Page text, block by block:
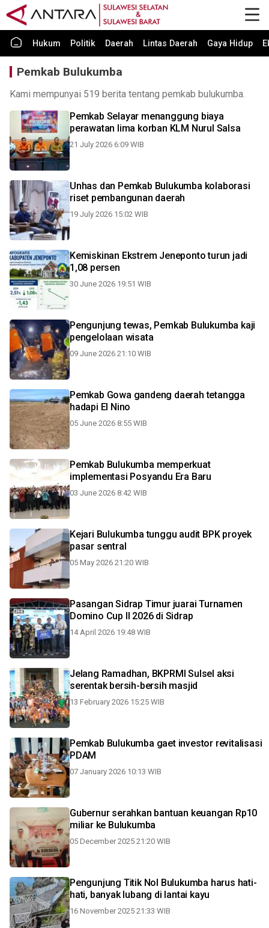
Hukum Politik Daerah Lintas Daerah Gaya Hidup
Pemkab Bulukumba
Kami mempunyai 519 berita tentang pemkab bulukumba.
Pemkab Selayar menanggung biaya
perawatan lima korban KLM Nurul Salsa
21 July 2026 6:09 WIB
Unhas dan Pemkab Bulukumba kolaborasi
riset pembangunan daerah
19 July 2026 15:02 WIB
Kemiskinan Ekstrem Jeneponto turun jadi
1,08 persen
30 June 2026 19:51 WIB
Pengunjung tewas, Pemkab Bulukumba kaji
pengelolaan wisata
09 June 2026 21:10 WIB
Pemkab Gowa gandeng daerah tetangga
hadapi El Nino
05 June 2026 8:55 WIB
Pemkab Bulukumba memperkuat
implementasi Posyandu Era Baru
03 June 2026 8:42 WIB
Kejari Bulukumba tunggu audit BPK proyek
pasar sentral
05 May 2026 21:20 WIB
Pasangan Sidrap Timur juarai Turnamen
Domino Cup II 2026 di Sidrap
14 April 2026 19:48 WIB
Jelang Ramadhan, BKPRMI Sulsel aksi
serentak bersih-bersih masjid
13 February 2026 15:25 WIB
Pemkab Bulukumba gaet investor revitalisasi
PDAM
07 January 2026 10:13 WIB
Gubernur serahkan bantuan keuangan Rp10
miliar ke Bulukumba
05 December 2025 21:20 WIB
Pengunjung Titik Nol Bulukumba harus hati-
hati, banyak lubang di lantai kayu
16 November 2025 21:33 WIB